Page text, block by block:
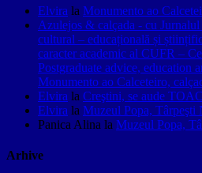
Elvira la Monumento ao
Azulejos & calçada - cu
cultural – educațională și
caracter academic al CUFR –
Postgraduate advice, education
Monumento ao Calceteiro,
Elvira la Creştini, se aude
Elvira la Muzeul Popa, Târpeşti
Panica Alina la Muzeul Popa,
Arhive